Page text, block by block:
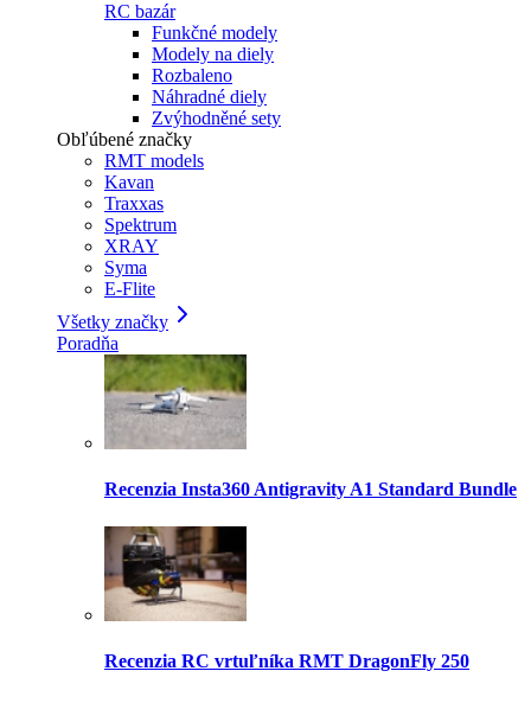
RC bazár
Funkčné modely
Modely na diely
Rozbaleno
Náhradné diely
Zvýhodněné sety
Obľúbené značky
RMT models
Kavan
Traxxas
Spektrum
XRAY
Syma
E-Flite
Všetky značky
Poradňa
Recenzia Insta360 Antigravity A1 Standard Bundle
Recenzia RC vrtuľníka RMT DragonFly 250